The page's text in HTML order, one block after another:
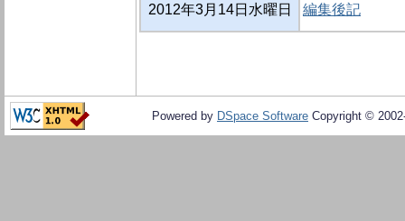
2012年3月14日水曜日 編集後記
Powered by DSpace Software Copyright ©